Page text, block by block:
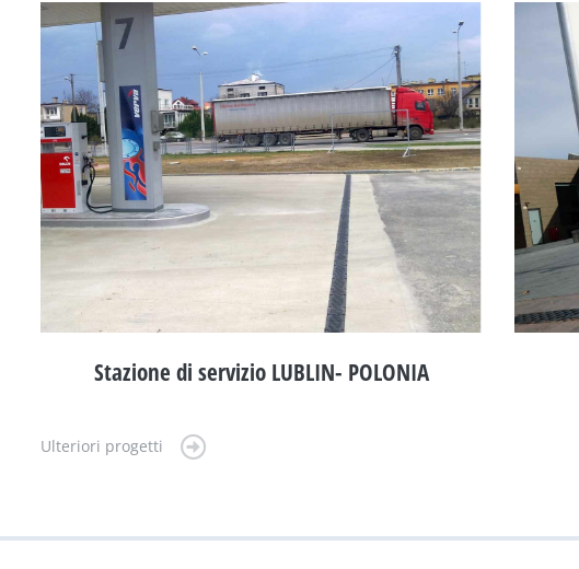
Stazione di servizio LUBLIN- POLONIA
Ulteriori progetti